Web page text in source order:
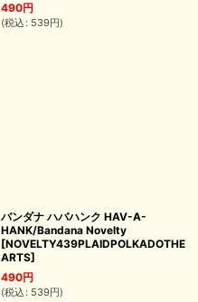
490円
(税込 : 539円)
バンダナ ハバハンク HAV-A-
HANK/Bandana Novelty
[NOVELTY439PLAIDPOLKADOTHE
ARTS]
490円
(税込 : 539円)